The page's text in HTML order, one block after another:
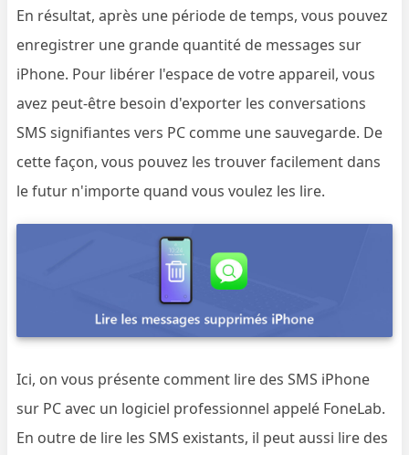
En résultat, après une période de temps, vous pouvez
enregistrer une grande quantité de messages sur
iPhone. Pour libérer l'espace de votre appareil, vous
avez peut-être besoin d'exporter les conversations
SMS signifiantes vers PC comme une sauvegarde. De
cette façon, vous pouvez les trouver facilement dans
le futur n'importe quand vous voulez les lire.
Ici, on vous présente comment lire des SMS iPhone
sur PC avec un logiciel professionnel appelé FoneLab.
En outre de lire les SMS existants, il peut aussi lire des